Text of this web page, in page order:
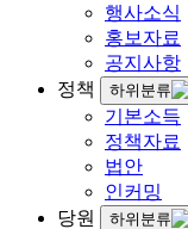
행사소식
홍보자료
공지사항
정책
하위분류
기본소득
정책자료
법안
인커밍
당원
하위분류